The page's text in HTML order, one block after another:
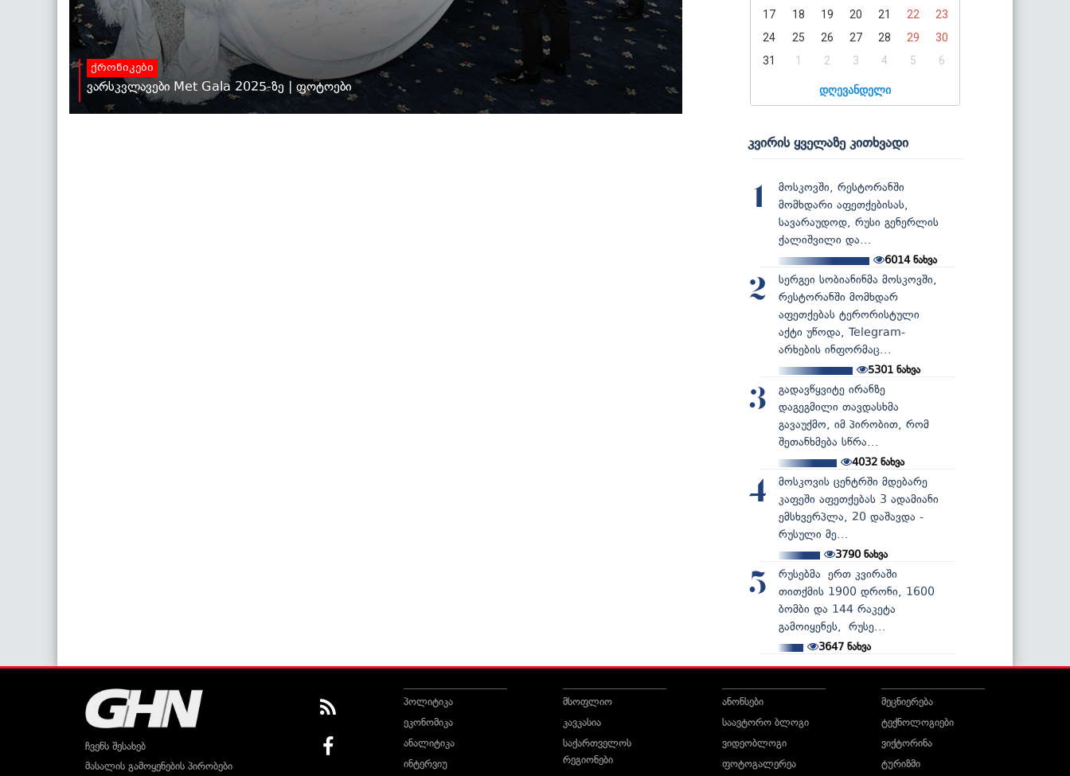
ქრონიკები
ვარსკვლავები Met Gala 2025-ზე | ფოტოები
17
18 19 20 21 22
23
24
25 26 27 28 29
30
31
1 2 3 4 5 6
დღევანდელი
კვირის ყველაზე კითხვადი
1
მოსკოვში, რესტორანში
მომხდარი აფეთქებისას,
სავარაუდოდ, რუსი გენერლის
ქალიშვილი და...
6014ნახვა
2
სერგეი სობიანინმა მოსკოვში,
რესტორანში მომხდარ
აფეთქებას ტერორისტული
აქტი უწოდა, Telegram-
არხების ინფორმაც...
5301 ნახვა
3
გადავწყვიტე ირანზე
დაგეგმილი თავდასხმა
გავაუქმო, იმ პირობით, რომ
შეთანხმება სწრა...
4032ნახვა
4
მოსკოვის ცენტრში მდებარე
კაფეში აფეთქებას 3 ადამიანი
ემსხვერპლა, 20 დაშავდა -
რუსული მე...
3790ნახვა
5
რუსებმა ერთ კვირაში
თითქმის 1900 დრონი, 1600
ბომბი და 144 რაკეტა
გამოიყენეს, რუსე...
3647 ნახვა
ჩვენს შესახებ
მასალის გამოყენების პირობები
პოლიტიკა
ეკონომიკა
ანალიტიკა
ინტერვიუ
მსოფლიო
კავკასია
საქართველოს
რეგიონები
ანონსები
საავტორო ბლოგი
ვიდეობლოგი
ფოტოგალერეა
მეცნიერება
ტექნოლოგიები
ვიქტორინა
ტურიზმი